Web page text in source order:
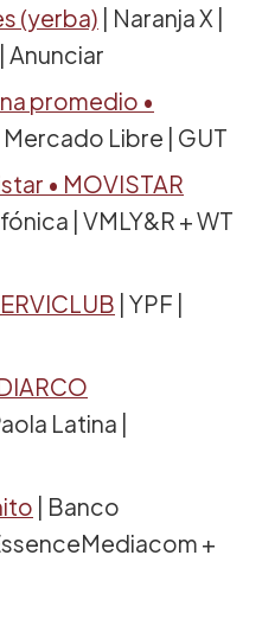
(yerba) | Naranja X |
Anunciar
promedio •
| Mercado Libre | GUT
• MOVISTAR
| VMLY&R + WT
| YPF |
Latina |
| Banco
+